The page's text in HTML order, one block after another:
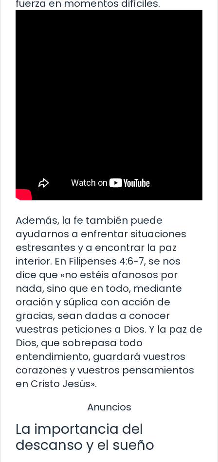
fuerza en momentos difíciles.
Además, la fe también puede
ayudarnos a enfrentar situaciones
estresantes y a encontrar la paz
interior. En Filipenses 4:6-7, se nos
dice que «no estéis afanosos por
nada, sino que en todo, mediante
oración y súplica con acción de
gracias, sean dadas a conocer
vuestras peticiones a Dios. Y la paz de
Dios, que sobrepasa todo
entendimiento, guardará vuestros
corazones y vuestros pensamientos
en Cristo Jesús».
Anuncios
La importancia del
descanso y el sueño